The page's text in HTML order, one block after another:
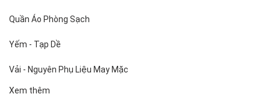
Quần Áo Phòng Sạch
Yếm - Tạp Dề
Vải - Nguyên Phụ Liệu May Mặc
Xem thêm